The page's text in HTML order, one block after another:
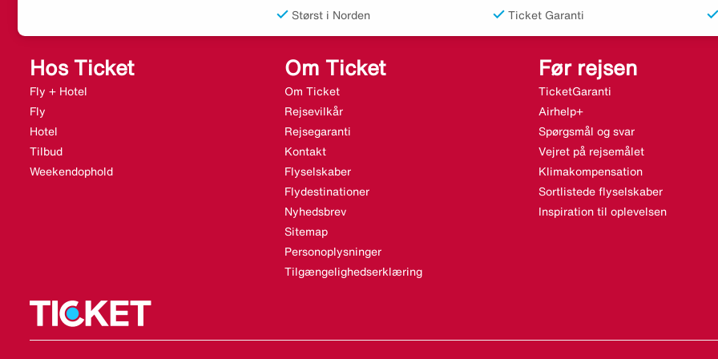
Størst i Norden Ticket Garanti
Hos Ticket
Fly + Hotel
Fly
Hotel
Tilbud
Weekendophold
Om Ticket
Om Ticket
Rejsevilkår
Rejsegaranti
Kontakt
Flyselskaber
Flydestinationer
Nyhedsbrev
Sitemap
Personoplysninger
Tilgængelighedserklæring
Før rejsen
TicketGaranti
Airhelp+
Spørgsmål og svar
Vejret på rejsemålet
Klimakompensation
Sortlistede flyselskaber
Inspiration til oplevelsen